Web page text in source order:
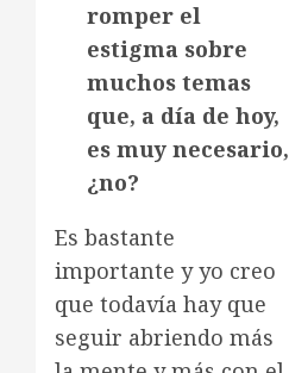
romper el
estigma sobre
muchos temas
que, a día de hoy,
es muy necesario,
¿no?
Es bastante
importante y yo creo
que todavía hay que
seguir abriendo más